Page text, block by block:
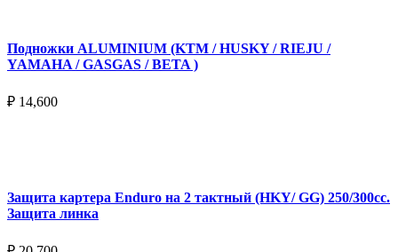
Подножки ALUMINIUM (KTM / HUSKY / RIEJU /
YAMAHA / GASGAS / BETA )
₽ 14,600
Защита картера Enduro на 2 тактный (HKY/ GG) 250/300cc.
Защита линка